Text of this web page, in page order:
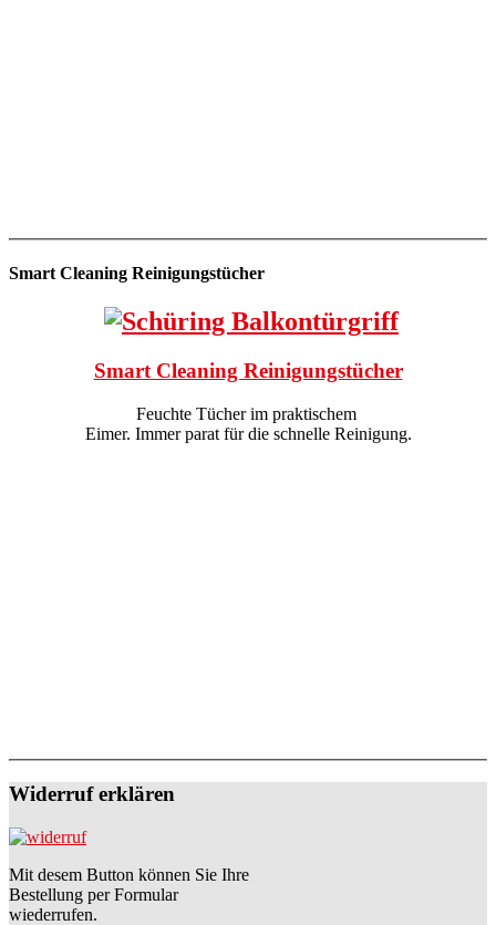
Smart Cleaning Reinigungstücher
Smart Cleaning Reinigungstücher
Feuchte Tücher im praktischem
Eimer. Immer parat für die schnelle Reinigung.
Widerruf erklären
Mit desem Button können Sie Ihre
Bestellung per Formular
wiederrufen.